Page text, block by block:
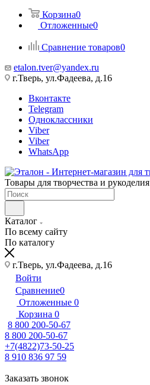
Корзина0
Отложенные0
Сравнение товаров0
etalon.tver@yandex.ru
г.Тверь, ул.Фадеева, д.16
Вконтакте
Telegram
Одноклассники
Viber
Viber
WhatsApp
Товары для творчества и рукоделия
Каталог
По всему сайту
По каталогу
г.Тверь, ул.Фадеева, д.16
Войти
Сравнение0
Отложенные 0
Корзина 0
8 800 200-50-67
8 800 200-50-67
+7(4822)73-50-25
8 910 836 97 59
Заказать звонок